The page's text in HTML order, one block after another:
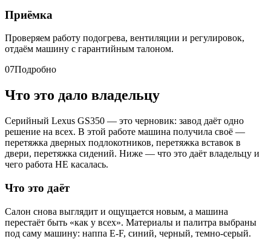
Приёмка
Проверяем работу подогрева, вентиляции и регулировок,
отдаём машину с гарантийным талоном.
07Подробно
Что это дало владельцу
Серийный Lexus GS350 — это черновик: завод даёт одно
решение на всех. В этой работе машина получила своё —
перетяжка дверных подлокотников, перетяжка вставок в
двери, перетяжка сидений. Ниже — что это даёт владельцу и
чего работа НЕ касалась.
Что это даёт
Салон снова выглядит и ощущается новым, а машина
перестаёт быть «как у всех». Материалы и палитра выбраны
под саму машину: наппа E-F, синий, черный, темно-серый.